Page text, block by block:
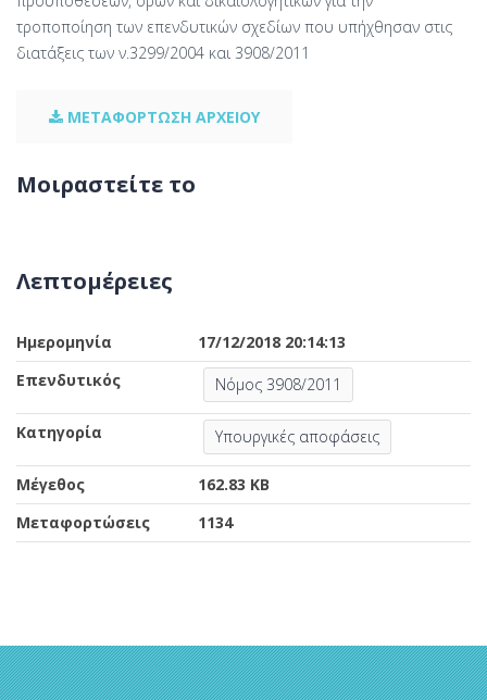
τροποποίηση των επενδυτικών σχεδίων που υπήχθησαν στις
διατάξεις των ν.3299/2004 και 3908/2011
ΜΕΤΑΦΟΡΤΩΣΗ ΑΡΧΕΙΟΥ
Μοιραστείτε το
Λεπτομέρειες
Ημερομηνία
17/12/2018 20:14:13
Επενδυτικός
Νόμος 3908/2011
Κατηγορία Υπουργικές αποφάσεις
Μέγεθος
162.83 KB
Μεταφορτώσεις
1134